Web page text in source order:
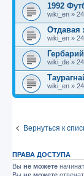
1992
wiki_en »
Отдавая
wiki_en »
wiki_de »
wiki_en »
Вернуться к
ПРАВА ДОСТУПА
Вы не можете
Вы не можете